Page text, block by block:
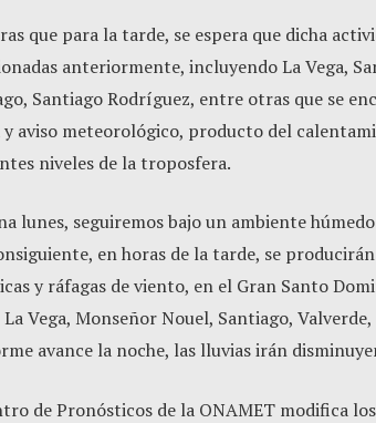
que para la tarde, se espera que dicha
anteriormente, incluyendo La Vega,
Santiago Rodríguez, entre otras que se
aviso meteorológico, producto del
niveles de la troposfera.
lunes, seguiremos bajo un ambiente
en horas de la tarde, se
y ráfagas de viento, en el Gran Santo
La Vega, Monseñor Nouel, Santiago,
avance la noche, las lluvias irán
de Pronósticos de la ONAMET modifica